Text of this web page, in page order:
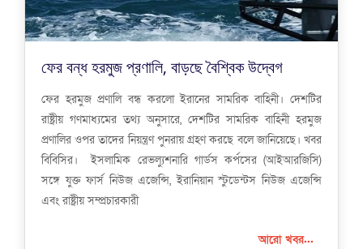
ফের বন্ধ হরমুজ প্রণালি, বাড়ছে বৈশ্বিক উদ্বেগ
ফের হরমুজ প্রণালি বন্ধ করলো ইরানের সামরিক বাহিনী। দেশটির
রাষ্ট্রীয় গণমাধ্যমের তথ্য অনুসারে, দেশটির সামরিক বাহিনী হরমুজ
প্রণালির ওপর তাদের নিয়ন্ত্রণ পুনরায় গ্রহণ করছে বলে জানিয়েছে। খবর
বিবিসির। ইসলামিক রেভল্যুশনারি গার্ডস কর্পসের (আইআরজিসি)
সঙ্গে যুক্ত ফার্স নিউজ এজেন্সি, ইরানিয়ান স্টুডেন্টস নিউজ এজেন্সি
এবং রাষ্ট্রীয় সম্প্রচারকারী
আরো খবর...